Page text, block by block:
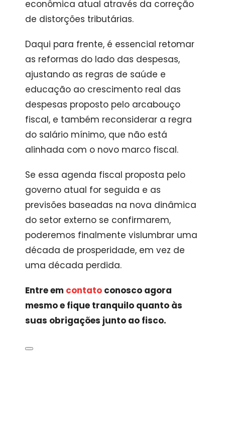
econômica atual através da correção
de distorções tributárias.
Daqui para frente, é essencial retomar
as reformas do lado das despesas,
ajustando as regras de saúde e
educação ao crescimento real das
despesas proposto pelo arcabouço
fiscal, e também reconsiderar a regra
do salário mínimo, que não está
alinhada com o novo marco fiscal.
Se essa agenda fiscal proposta pelo
governo atual for seguida e as
previsões baseadas na nova dinâmica
do setor externo se confirmarem,
poderemos finalmente vislumbrar uma
década de prosperidade, em vez de
uma década perdida.
Entre em contato conosco agora
mesmo e fique tranquilo quanto às
suas obrigações junto ao fisco.